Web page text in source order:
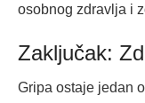
osobnog zdravlja i
Zaključak:
Gripa ostaje jedan